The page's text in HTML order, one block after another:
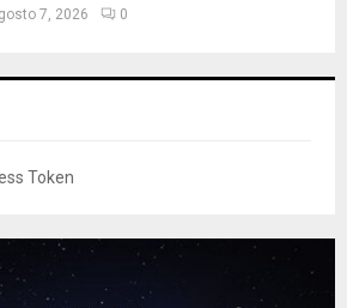
7, 2026 0
Token